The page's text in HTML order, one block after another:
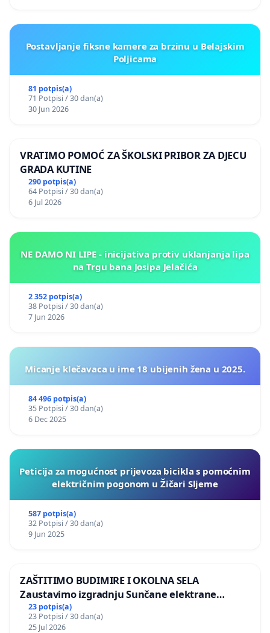
Postavljanje fiksne kamere za brzinu u Belajskim
Poljicama
81 potpis(a)
71 Potpisi / 30 dan(a)
30 Jun 2026
VRATIMO POMOĆ ZA ŠKOLSKI PRIBOR ZA DJECU
GRADA KUTINE
290 potpis(a)
64 Potpisi / 30 dan(a)
6 Jul 2026
NE DAMO NI LIPE - inicijativa protiv uklanjanja lipa
na Trgu bana Josipa Jelačića
2 352 potpis(a)
38 Potpisi / 30 dan(a)
7 Jun 2026
Micanje klečavaca u ime 18 ubijenih žena u 2025.
84 496 potpis(a)
35 Potpisi / 30 dan(a)
6 Dec 2025
Peticija za mogućnost prijevoza bicikla s pomoćnim
električnim pogonom u Žičari Sljeme
587 potpis(a)
32 Potpisi / 30 dan(a)
9 Jun 2025
ZAŠTITIMO BUDIMIRE I OKOLNA SELA
Zaustavimo izgradnju Sunčane elektrane
Vedrine na području Ugljana
23 potpis(a)
23 Potpisi / 30 dan(a)
25 Jul 2026